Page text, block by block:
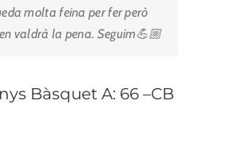
molta feina per fer però
valdrà la pena. Seguim💪🏼
Bàsquet A: 66 –CB